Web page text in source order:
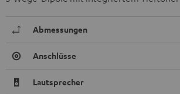
Abmessungen
Anschlüsse
Lautsprecher